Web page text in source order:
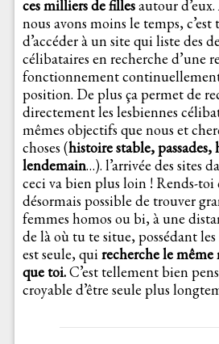
ces milliers de fillesautour
nous avons moins le temps, c’est
d’accéder à un site qui liste des
célibataires en recherche d’une
fonctionnement
position. De plus ça permet de
directement les lesbiennes
mêmes objectifs que nous et
choses (histoire stable, passades,
lendemain…). l’arrivée des sites
ceci va bien plus loin ! Rends-toi
désormais possible de trouver
femmes homos ou bi, à une
de là où tu te situe, possédant
est seule, quirecherche le
que toi.C’est tellement bien
croyable d’être seule plus